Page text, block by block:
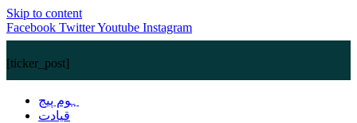
Skip to content
Facebook TwitterYoutube Instagram
[ticker_post]
ہوم پیج
قیادت